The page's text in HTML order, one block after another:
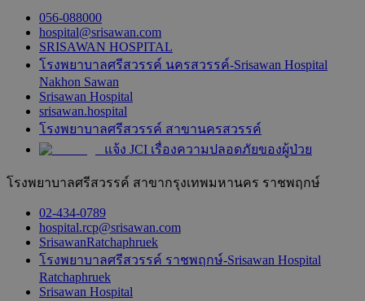
056-088000
hospital@srisawan.com
SRISAWAN HOSPITAL
โรงพยาบาลศรีสวรรค์ นครสวรรค์-Srisawan Hospital
Nakhon Sawan
Srisawan Hospital
srisawan.hospital
โรงพยาบาลศรีสวรรค์ สาขานครสวรรค์
แจ้ง JCI เรื่องความปลอดภัยของผู้ป่วย
โรงพยาบาลศรีสวรรค์ สาขากรุงเทพมหานคร ราชพฤกษ์
02-434-0789
hospital.rcp@srisawan.com
SrisawanRatchaphruek
โรงพยาบาลศรีสวรรค์ ราชพฤกษ์-Srisawan Hospital
Ratchaphruek
Srisawan Hospital